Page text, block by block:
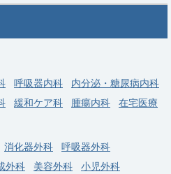
市
ペ有り／週4日～勤務可／日祝休
フバランス◎
・エス・ジェイ 札幌整形循環器
呼吸器内科
内分泌・糖尿病内科
緩和ケア科 腫瘍内科 在宅医療
消化器外科
呼吸器外科
外科 美容外科 小児外科